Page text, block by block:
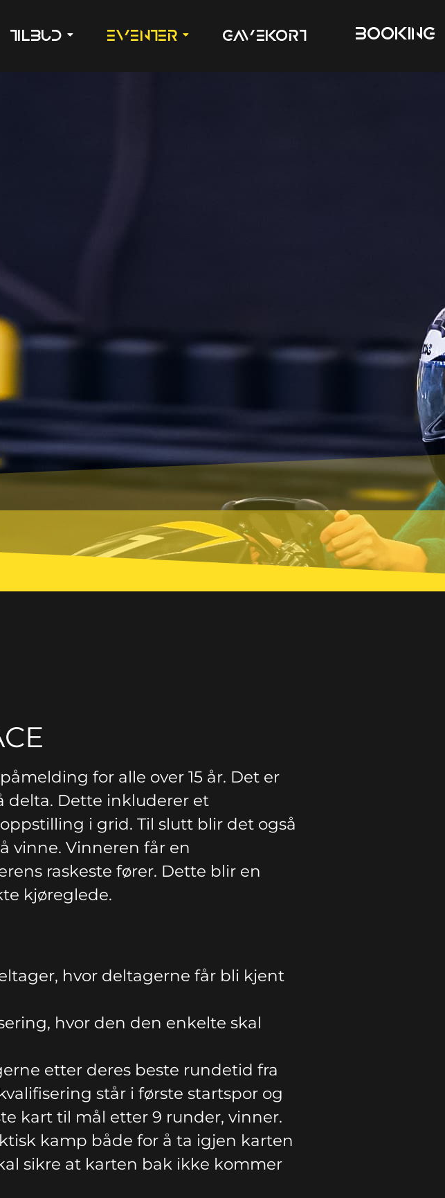
Tilbud Eventer Gavekort BOOKING
for alle over 15 år. Det er
delta. Dette inkluderer et
i grid. Til slutt blir det også
vinne. Vinneren får en
raskeste fører. Dette blir en
kjøreglede.
hvor deltagerne får bli kjent
hvor den den enkelte skal
etter deres beste rundetid fra
står i første startspor og
kart til mål etter 9 runder, vinner.
kamp både for å ta igjen karten
sikre at karten bak ikke kommer